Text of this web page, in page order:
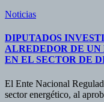
Noticias
DIPUTADOS
ALREDEDOR DE
EN EL SECTOR DE
El Ente Nacional
sector energético, al